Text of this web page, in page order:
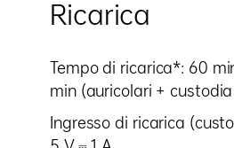
Ricarica
Tempo di ricarica*: 60
min (auricolari +
Ingresso di ricarica